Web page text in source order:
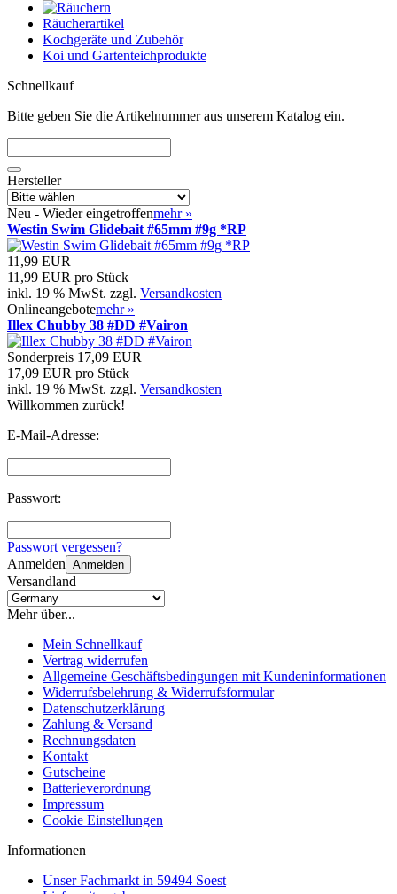
Räucherartikel
Kochgeräte und Zubehör
Koi und Gartenteichprodukte
Schnellkauf
Bitte geben Sie die Artikelnummer aus unserem Katalog ein.
Hersteller
Neu - Wieder eingetroffenmehr »
Westin Swim Glidebait #65mm #9g *RP
11,99 EUR
11,99 EUR pro Stück
inkl. 19 % MwSt. zzgl. Versandkosten
Onlineangebotemehr »
Illex Chubby 38 #DD #Vairon
Sonderpreis 17,09 EUR
17,09 EUR pro Stück
inkl. 19 % MwSt. zzgl. Versandkosten
Willkommen zurück!
E-Mail-Adresse:
Passwort:
Passwort vergessen?
Anmelden Anmelden
Versandland
Mehr über...
Mein Schnellkauf
Vertrag widerrufen
Allgemeine Geschäftsbedingungen mit Kundeninformationen
Widerrufsbelehrung & Widerrufsformular
Datenschutzerklärung
Zahlung & Versand
Rechnungsdaten
Kontakt
Gutscheine
Batterieverordnung
Impressum
Cookie Einstellungen
Informationen
Unser Fachmarkt in 59494 Soest